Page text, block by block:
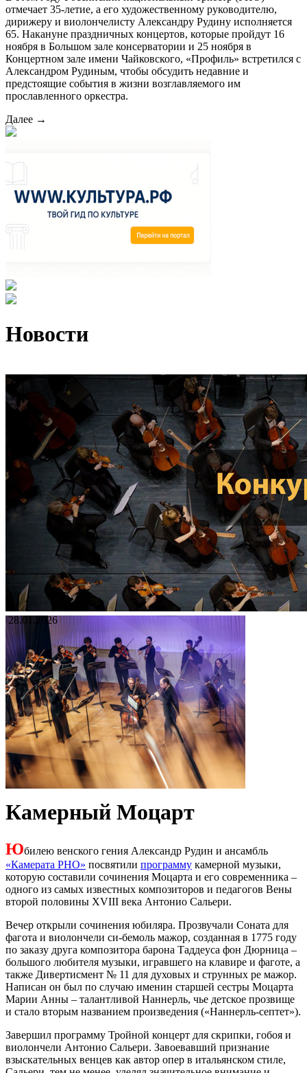
отмечает 35-летие, а его художественному руководителю,
дирижеру и виолончелисту Александру Рудину исполняется
65. Накануне праздничных концертов, которые пройдут 16
ноября в Большом зале консерватории и 25 ноября в
Концертном зале имени Чайковского, «Профиль» встретился с
Александром Рудиным, чтобы обсудить недавние и
предстоящие события в жизни возглавляемого им
прославленного оркестра.
Далее →
Новости
28.01.2026
Камерный Моцарт
Юбилею венского гения Александр Рудин и ансамбль
«Камерата РНО» посвятили программу камерной музыки,
которую составили сочинения Моцарта и его современника –
одного из самых известных композиторов и педагогов Вены
второй половины XVIII века Антонио Сальери.
Вечер открыли сочинения юбиляра. Прозвучали Соната для
фагота и виолончели си-бемоль мажор, созданная в 1775 году
по заказу друга композитора барона Таддеуса фон Дюрница –
большого любителя музыки, игравшего на клавире и фаготе, а
также Дивертисмент № 11 для духовых и струнных ре мажор.
Написан он был по случаю именин старшей сестры Моцарта
Марии Анны – талантливой Наннерль, чье детское прозвище
и стало вторым названием произведения («Наннерль-септет»).
Завершил программу Тройной концерт для скрипки, гобоя и
виолончели Антонио Сальери. Завоевавший признание
взыскательных венцев как автор опер в итальянском стиле,